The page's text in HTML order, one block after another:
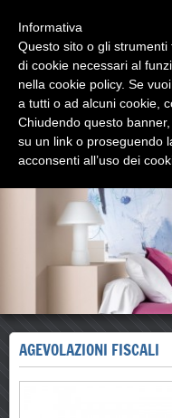
www.artlandsrl.it
dal made in Italy
AGEVOLAZIONI FISCALI
Informativa
Questo sito o gli
di cookie necessari al
nella cookie policy. Se
a tutti o ad alcuni cookie,
Chiudendo questo
su un link o proseguendo
acconsenti all’uso dei